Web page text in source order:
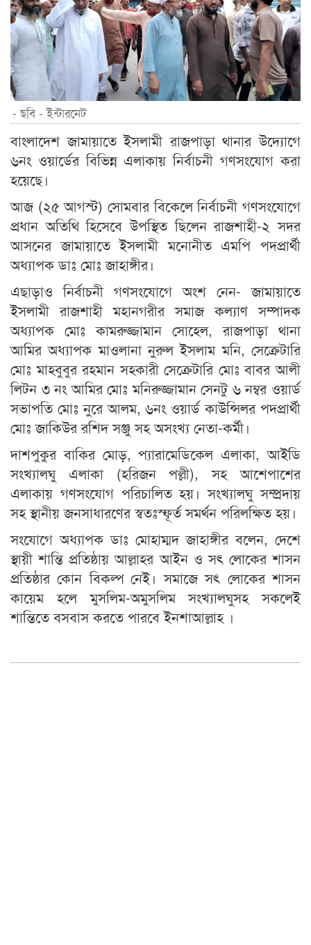
- ছবি - ইন্টারনেট
বাংলাদেশ জামায়াতে ইসলামী রাজপাড়া থানার উদ্যোগে
৬নং ওয়ার্ডের বিভিন্ন এলাকায় নির্বাচনী গণসংযোগ করা
হয়েছে।
আজ (২৫ আগস্ট) সোমবার বিকেলে নির্বাচনী গণসংযোগে
প্রধান অতিথি হিসেবে উপস্থিত ছিলেন রাজশাহী-২ সদর
আসনের জামায়াতে ইসলামী মনোনীত এমপি পদপ্রার্থী
অধ্যাপক ডাঃ মোঃ জাহাঙ্গীর।
এছাড়াও নির্বাচনী গণসংযোগে অংশ নেন- জামায়াতে
ইসলামী রাজশাহী মহানগরীর সমাজ কল্যাণ সম্পাদক
অধ্যাপক মোঃ কামরুজ্জামান সোহেল, রাজপাড়া থানা
আমির অধ্যাপক মাওলানা নুরুল ইসলাম মনি, সেক্রেটারি
মোঃ মাহবুবুর রহমান সহকারী সেক্রেটারি মোঃ বাবর আলী
লিটন ৩ নং আমির মোঃ মনিরুজ্জামান সেনটু ৬ নম্বর ওয়ার্ড
সভাপতি মোঃ নুরে আলম, ৬নং ওয়ার্ড কাউন্সিলর পদপ্রার্থী
মোঃ জাকিউর রশিদ সঞ্জু সহ অসংখ্য নেতা-কর্মী।
দাশপুকুর বাকির মোড়, প্যারামেডিকেল এলাকা, আইডি
সংখ্যালঘু এলাকা (হরিজন পল্লী), সহ আশেপাশের
এলাকায় গণসংযোগ পরিচালিত হয়। সংখ্যালঘু সম্প্রদায়
সহ স্থানীয় জনসাধারণের স্বতঃস্ফূর্ত সমর্থন পরিলক্ষিত হয়।
সংযোগে অধ্যাপক ডাঃ মোহাম্মদ জাহাঙ্গীর বলেন, দেশে
স্থায়ী শান্তি প্রতিষ্ঠায় আল্লাহর আইন ও সৎ লোকের শাসন
প্রতিষ্ঠার কোন বিকল্প নেই। সমাজে সৎ লোকের শাসন
কায়েম হলে মুসলিম-অমুসলিম সংখ্যালঘুসহ সকলেই
শান্তিতে বসবাস করতে পারবে ইনশাআল্লাহ ।